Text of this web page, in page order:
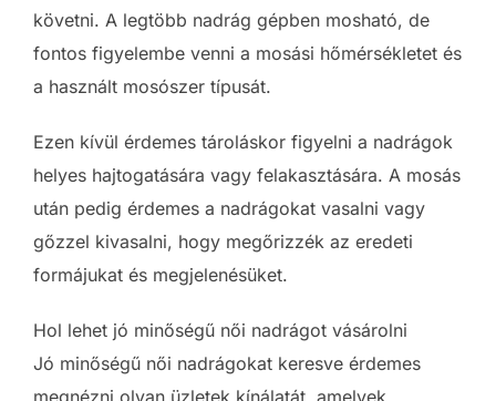
követni. A legtöbb nadrág gépben mosható, de
fontos figyelembe venni a mosási hőmérsékletet és
a használt mosószer típusát.
Ezen kívül érdemes tároláskor figyelni a nadrágok
helyes hajtogatására vagy felakasztására. A mosás
után pedig érdemes a nadrágokat vasalni vagy
gőzzel kivasalni, hogy megőrizzék az eredeti
formájukat és megjelenésüket.
Hol lehet jó minőségű női nadrágot vásárolni
Jó minőségű női nadrágokat keresve érdemes